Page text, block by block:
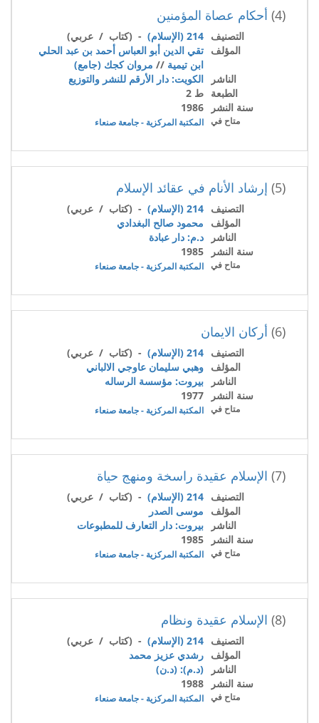
(4) أحكام عصاة المؤمنين
التصنيف 214 (الإسلام)
- (كتاب / عربي)
المؤلف تقي الدين أبو العباس أحمد بن عبد الحلي
ابن تيمية // مروان كجك (جامع)
الناشر
الكويت: دار الأرقم للنشر والتوزيع
الطبعة ط 2
سنة النشر
1986
متاح في المكتبة المركزية - جامعة صنعاء
(5) إرشاد الأنام في عقائد الإسلام
التصنيف 214 (الإسلام)
- (كتاب / عربي)
المؤلف
محمود صالح البغدادي
الناشر
د.م: دار عبادة
سنة النشر
1985
متاح في المكتبة المركزية - جامعة صنعاء
(6) أركان الايمان
التصنيف 214 (الإسلام)
- (كتاب / عربي)
المؤلف وهبي سليمان عاوجي الالباني
الناشر
بيروت: مؤسسة الرساله
سنة النشر
1977
متاح في المكتبة المركزية - جامعة صنعاء
(7) الإسلام عقيدة راسخة ومنهج حياة
التصنيف 214 (الإسلام)
- (كتاب / عربي)
المؤلف
موسى الصدر
الناشر
بيروت: دار التعارف للمطبوعات
سنة النشر
1985
متاح في المكتبة المركزية - جامعة صنعاء
(8) الإسلام عقيدة ونظام
التصنيف 214 (الإسلام)
- (كتاب / عربي)
المؤلف رشدي عزيز محمد
الناشر
(د.م): (د.ن)
سنة النشر
1988
متاح في المكتبة المركزية - جامعة صنعاء